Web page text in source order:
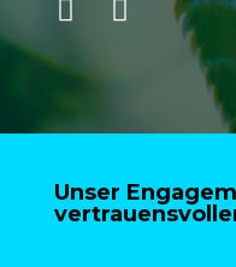
Unser